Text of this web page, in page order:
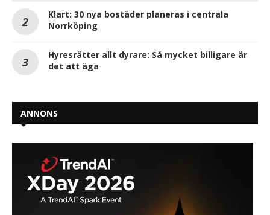
Klart: 30 nya bostäder planeras i centrala
Norrköping
Hyresrätter allt dyrare: Så mycket billigare är
det att äga
ANNONS